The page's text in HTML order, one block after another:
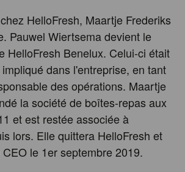
HelloFresh, Maartje Frederiks
Pauwel Wiertsema devient le
HelloFresh Benelux. Celui-ci était
dans l'entreprise, en tant
des opérations. Maartje
la société de boîtes-repas aux
et est restée associée à
lors. Elle quittera HelloFresh et
le 1er septembre 2019.